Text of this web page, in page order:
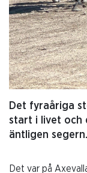
Det fyraåriga
start i livet och
äntligen segern.
Det var på